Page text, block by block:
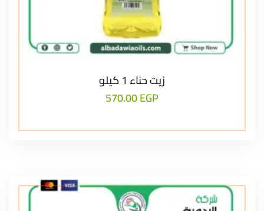
زيت حناء 1 كيلو
570.00EGP